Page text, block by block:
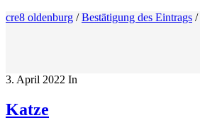
cre8 oldenburg /Bestätigung des Eintrags /
3. April 2022 In
Katze